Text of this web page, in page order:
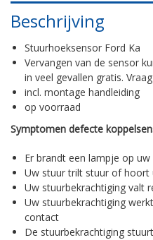
Beschrijving
Stuurhoeksensor Ford Ka
Vervangen van de sensor
in veel gevallen gratis.
incl. montage handleiding
op voorraad
Symptomen defecte
Er brandt een lampje op
Uw stuur trilt stuur of hoort
Uw stuurbekrachtiging valt
Uw stuurbekrachtiging
contact
De stuurbekrachtiging